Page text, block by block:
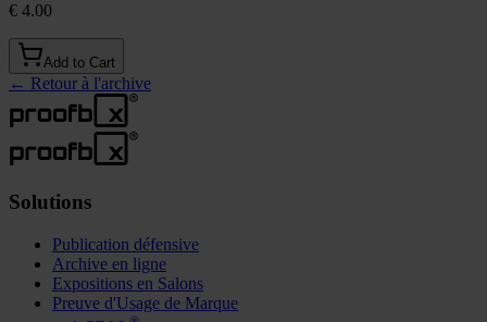
€ 4.00
Add to Cart
← Retour à l'archive
Solutions
Publication défensive
Archive en ligne
Expositions en Salons
Preuve d'Usage de Marque